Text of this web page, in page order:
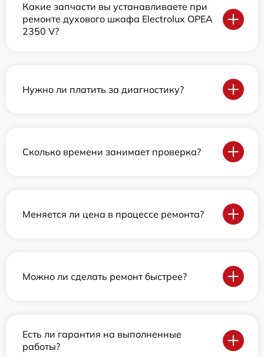
Какие запчасти вы устанавливаете при
ремонте духового шкафа Electrolux OPEA
2350 V?
Нужно ли платить за диагностику?
Сколько времени занимает проверка?
Меняется ли цена в процессе ремонта?
Можно ли сделать ремонт быстрее?
Есть ли гарантия на выполненные
работы?